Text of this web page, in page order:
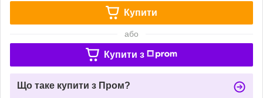
Купити
або
Купити з
Що таке купити з Пром?